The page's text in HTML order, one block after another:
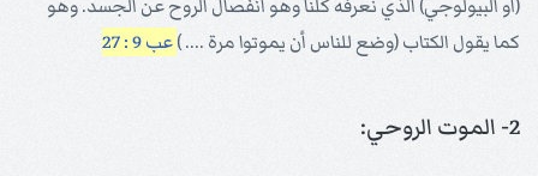
(أو البيولوجي) الذي نعرفه كلنا وهو انفصال الروح عن الجسد. وهو
كما يقول الكتاب (وضع للناس أن يموتوا مرة .... )عب 9 : 27
2- الموت الروحي: